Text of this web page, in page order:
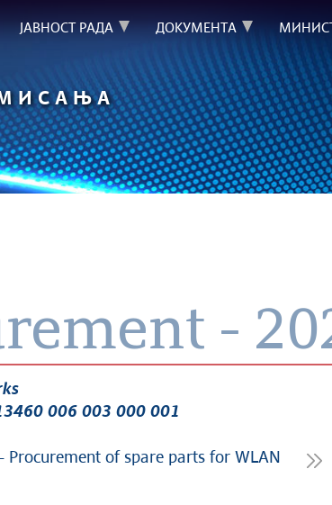
ЈАВНОСТ РАДА ДОКУМЕНТА
-
006 003 000 001
Procurement of spare parts for WLAN